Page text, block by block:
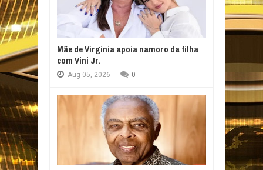
Mãe de Virginia apoia namoro da filha
com Vini Jr.
Aug 05, 2026 - 0